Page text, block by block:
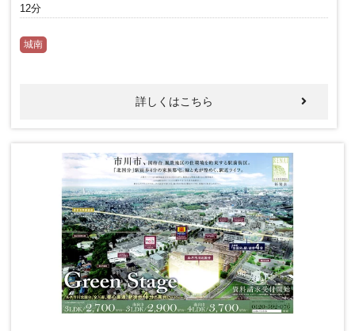
12分
城南
詳しくはこちら